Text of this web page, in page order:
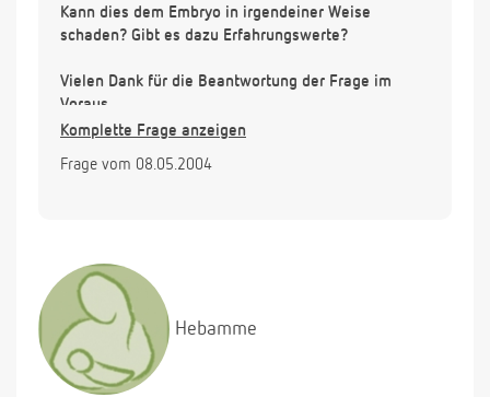
Kann dies dem Embryo in irgendeiner Weise
schaden? Gibt es dazu Erfahrungswerte?
Vielen Dank für die Beantwortung der Frage im
Voraus.
Komplette Frage anzeigen
Frage vom 08.05.2004
Hebamme